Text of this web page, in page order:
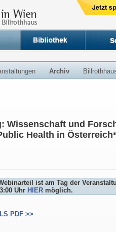
Archiv
Wissenschaft und
Health in
ist am Tag der
Uhr HIER möglich.
PDF >>